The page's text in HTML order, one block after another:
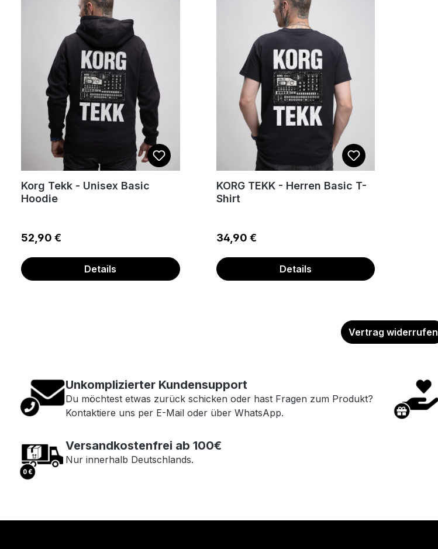
Korg Tekk - Unisex Basic
Hoodie
Regulärer Preis:
52,90 €
Details
KORG TEKK - Herren Basic T-
Shirt
Regulärer Preis:
34,90 €
Details
Vertrag widerrufen
Unkomplizierter Kundensupport
Du möchtest etwas zurück schicken oder hast Fragen zum Produkt?
Kontaktiere uns per E-Mail oder über WhatsApp.
Versandkostenfrei ab 100€
Nur innerhalb Deutschlands.